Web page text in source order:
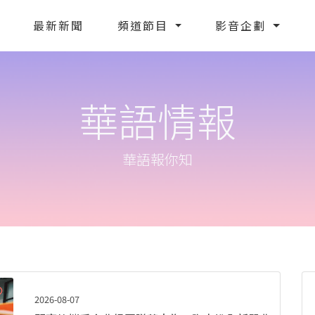
最新新聞 頻道節目 影音企劃
華語情報
華語報你知
2026-08-07